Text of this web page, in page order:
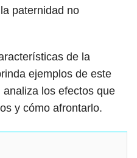
paternidad no
de la
ejemplos de este
los efectos que
y cómo afrontarlo.